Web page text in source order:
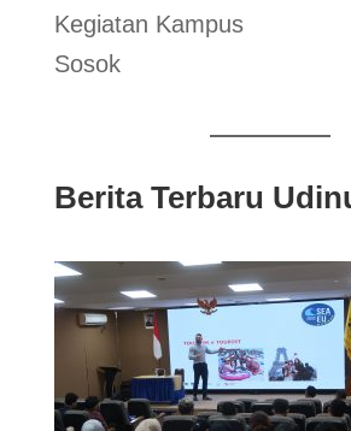
Kegiatan Kampus
Sosok
Berita Terbaru